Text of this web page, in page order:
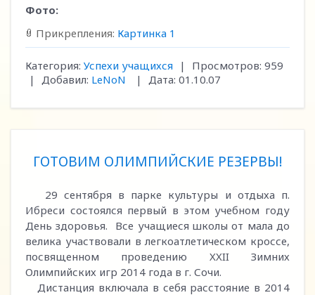
Фото:
Прикрепления: Картинка 1
Категория: Успехи учащихся | Просмотров: 959
|
Добавил: LeNoN | Дата: 01.10.07
ГОТОВИМ ОЛИМПИЙСКИЕ РЕЗЕРВЫ!
29 сентября в парке культуры и отдыха п.
Ибреси состоялся первый в этом учебном году
День здоровья. Все учащиеся школы от мала до
велика участвовали в легкоатлетическом кроссе,
посвященном проведению XXII Зимних
Олимпийских игр 2014 года в г. Сочи.
Дистанция включала в себя расстояние в 2014